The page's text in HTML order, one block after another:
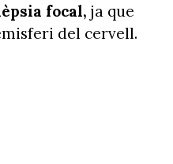
focal, ja que
del cervell.